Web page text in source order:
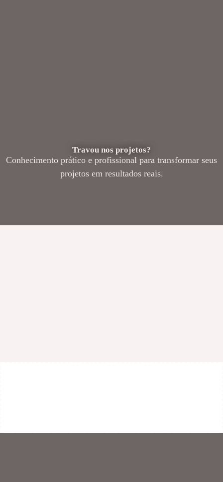
Travou nos projetos?
Conhecimento prático e profissional para transformar seus
projetos em resultados reais.